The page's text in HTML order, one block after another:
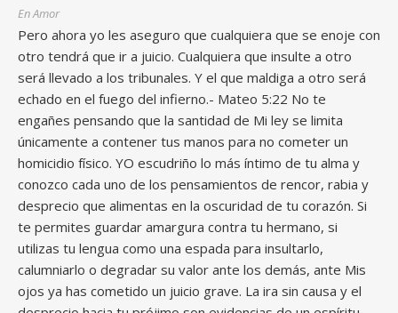
En Amor
Pero ahora yo les aseguro que cualquiera que se enoje con
otro tendrá que ir a juicio. Cualquiera que insulte a otro
será llevado a los tribunales. Y el que maldiga a otro será
echado en el fuego del infierno.- Mateo 5:22 No te
engañes pensando que la santidad de Mi ley se limita
únicamente a contener tus manos para no cometer un
homicidio físico. YO escudriño lo más íntimo de tu alma y
conozco cada uno de los pensamientos de rencor, rabia y
desprecio que alimentas en la oscuridad de tu corazón. Si
te permites guardar amargura contra tu hermano, si
utilizas tu lengua como una espada para insultarlo,
calumniarlo o degradar su valor ante los demás, ante Mis
ojos ya has cometido un juicio grave. La ira sin causa y el